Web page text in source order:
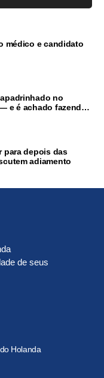
médico e candidato
no
e é achado fazendo
para depois das
adiamento
de seus
Holanda